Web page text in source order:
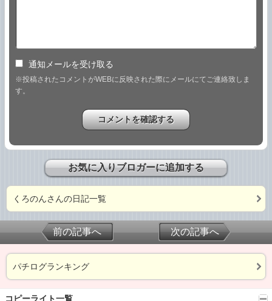
通知メールを受け取る
※投稿されたコメントがWEBに反映された際にメールにてご連絡致しま
す。
お気に入りブロガーに追加する
くろのんさんの日記一覧
前の記事へ 次の記事へ
パチログランキング
コピーライト一覧